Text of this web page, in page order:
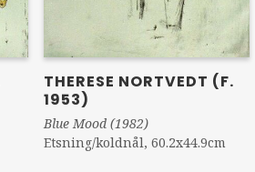
THERESE NORTVEDT (F.
1953)
Blue Mood (1982)
Etsning/koldnål, 60.2x44.9cm